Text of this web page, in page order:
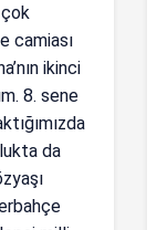
çok
camiası
ikinci
8. sene
da